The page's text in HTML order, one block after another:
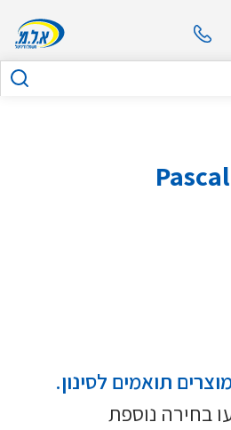
תואמים לסינון.
בחירה נוספת